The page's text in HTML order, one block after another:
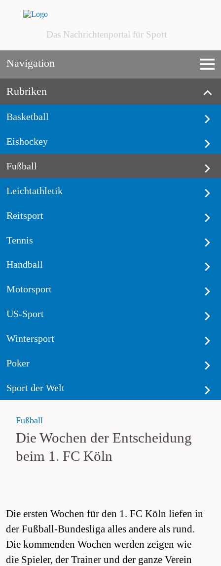
Das Nachrichtenportal für Sport
Navigation
Rubriken
Basketball
Eishockey
Fußball
Leichtathletik
Reitsport
Tennis
Handball
Motorsport
US-Sport
Wintersport
Poker
Sport der Welt
Fußball
Die Wochen der Entscheidung
beim 1. FC Köln
Die ersten Wochen für den 1. FC Köln liefen in
der Fußball-Bundesliga alles andere als rund.
Die kommenden Wochen werden zeigen wie
die Spieler, der Trainer und der ganze Verein